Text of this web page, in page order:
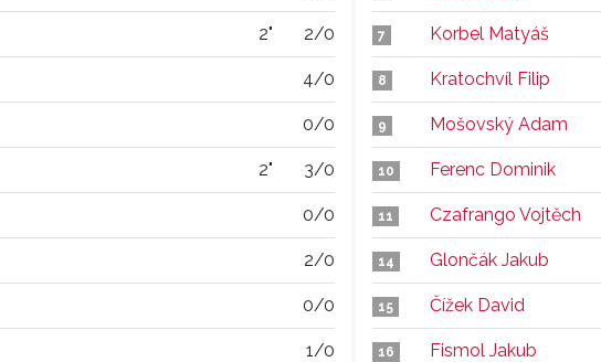
2" 2/0
4/0
0/0
2" 3/0
0/0
2/0
0/0
1/0
7 Korbel Matyáš
8 Kratochvíl Filip
9 Mošovský Adam
10 Ferenc Dominik
11 Czafrango Vojtěch
14 Glončák Jakub
15 Čížek David
16 Fismol Jakub